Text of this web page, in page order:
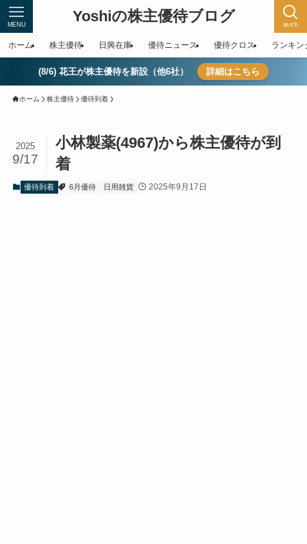
Yoshiの株主優待ブログ serch
MENU
ホーム 株主優待 日興在庫 優待ニュース 優待クロス ランキン
(8/6) 花王が株主優待を新設（他6社） 詳細はこちら
ホーム 株主優待 優待到着
小林製薬(4967)から株主優待が到
着
2025
9/17
優待到着 6月優待 日用雑貨 2025年9月17日